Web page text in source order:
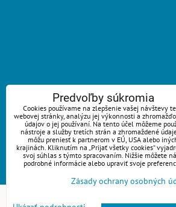
ZAVOLÁME VÁM SPÄŤ
Váš telefón:*
Zásady ochrany
Predvoľby súkromia
Cookies používame na zlepšenie vašej návštevy
webovej stránky, analýzu jej výkonnosti a
údajov o jej používaní. Na tento účel môžeme
nástroje a služby tretích strán a zhromaždené
môžu preniesť k partnerom v EÚ, USA alebo
krajinách. Kliknutím na „Prijať všetky cookies“
svoj súhlas s týmto spracovaním. Nižšie môžete
podrobné informácie alebo upraviť svoje
Zásady ochrany osobných